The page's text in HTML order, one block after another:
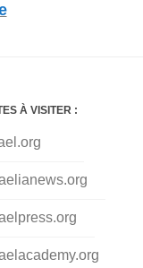
À VISITER :